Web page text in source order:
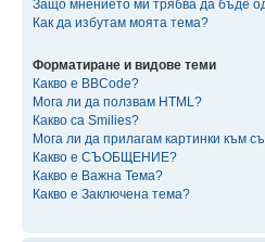
Защо мнението ми трябва да бъде
Как да избутам моята тема?
Форматиране и видове теми
Какво е BBCode?
Мога ли да ползвам HTML?
Какво са Smilies?
Мога ли да прилагам картинки към
Какво е СЪОБЩЕНИЕ?
Какво е Важна Тема?
Какво е Заключена тема?